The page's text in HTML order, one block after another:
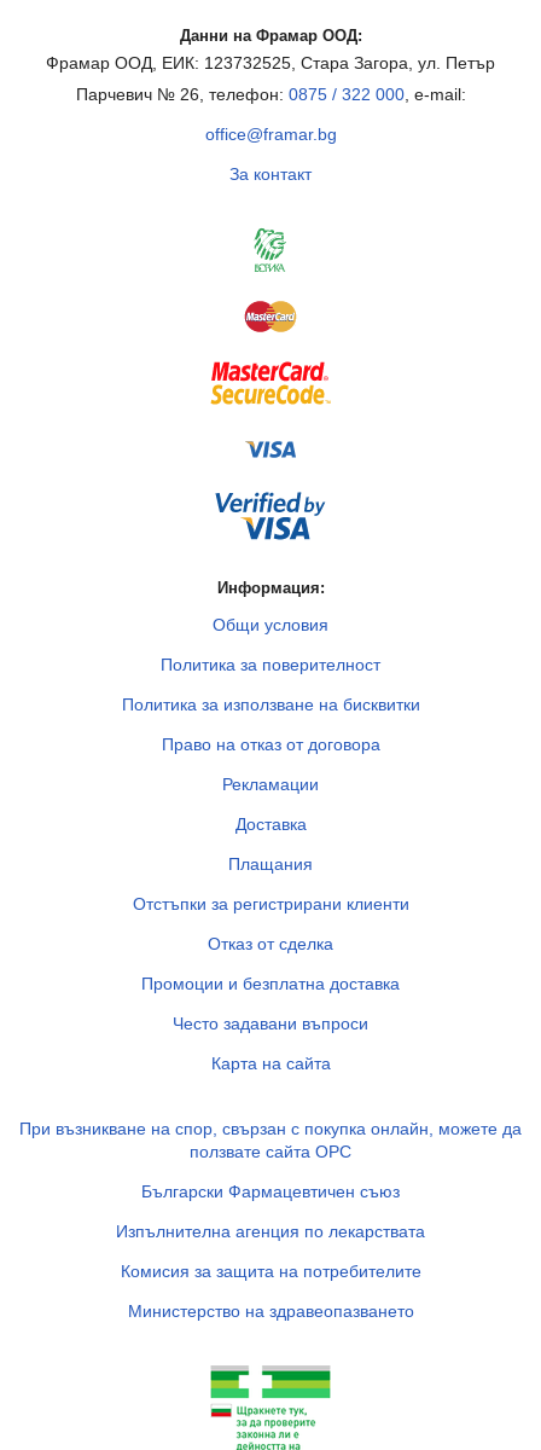
Данни на Фрамар ООД:
Фрамар ООД, ЕИК: 123732525, Стара Загора, ул. Петър
Парчевич № 26, телефон: 0875 / 322 000, e-mail:
office@framar.bg
За контакт
Информация:
Общи условия
Политика за поверителност
Политика за използване на бисквитки
Право на отказ от договора
Рекламации
Доставка
Плащания
Отстъпки за регистрирани клиенти
Отказ от сделка
Промоции и безплатна доставка
Често задавани въпроси
Карта на сайта
При възникване на спор, свързан с покупка онлайн, можете да
ползвате сайта ОРС
Български Фармацевтичен съюз
Изпълнителна агенция по лекарствата
Комисия за защита на потребителите
Министерство на здравеопазването